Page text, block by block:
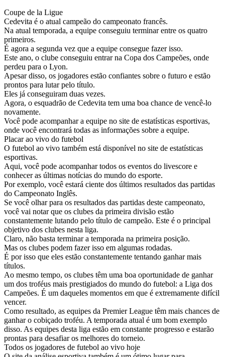
Coupe de la Ligue
Cedevita é o atual campeão do campeonato francês.
Na atual temporada, a equipe conseguiu terminar entre os quatro
primeiros.
É agora a segunda vez que a equipe consegue fazer isso.
Este ano, o clube conseguiu entrar na Copa dos Campeões, onde
perdeu para o Lyon.
Apesar disso, os jogadores estão confiantes sobre o futuro e estão
prontos para lutar pelo título.
Eles já conseguiram duas vezes.
Agora, o esquadrão de Cedevita tem uma boa chance de vencê-lo
novamente.
Você pode acompanhar a equipe no site de estatísticas esportivas,
onde você encontrará todas as informações sobre a equipe.
Placar ao vivo do futebol
O futebol ao vivo também está disponível no site de estatísticas
esportivas.
Aqui, você pode acompanhar todos os eventos do livescore e
conhecer as últimas notícias do mundo do esporte.
Por exemplo, você estará ciente dos últimos resultados das partidas
do Campeonato Inglês.
Se você olhar para os resultados das partidas deste campeonato,
você vai notar que os clubes da primeira divisão estão
constantemente lutando pelo título de campeão. Este é o principal
objetivo dos clubes nesta liga.
Claro, não basta terminar a temporada na primeira posição.
Mas os clubes podem fazer isso em algumas rodadas.
É por isso que eles estão constantemente tentando ganhar mais
títulos.
Ao mesmo tempo, os clubes têm uma boa oportunidade de ganhar
um dos troféus mais prestigiados do mundo do futebol: a Liga dos
Campeões. É um daqueles momentos em que é extremamente difícil
vencer.
Como resultado, as equipes da Premier League têm mais chances de
ganhar o cobiçado troféu. A temporada atual é um bom exemplo
disso. As equipes desta liga estão em constante progresso e estarão
prontas para desafiar os melhores do torneio.
Todos os jogadores de futebol ao vivo hoje